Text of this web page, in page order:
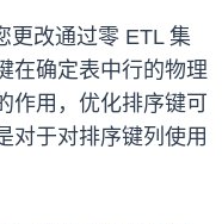
更改通过零 ETL 集
在确定表中行的物理
作用，优化排序键可
对于对排序键列使用